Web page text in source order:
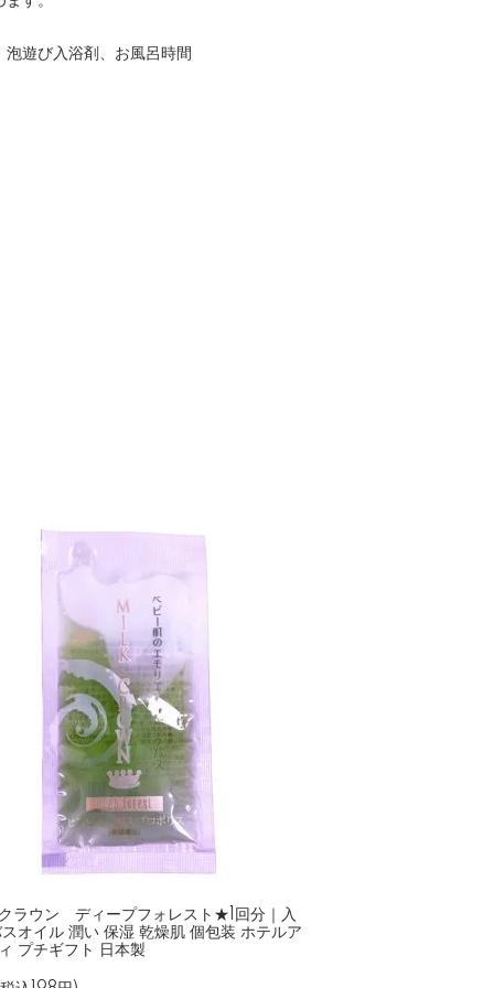
遊び入浴剤、お風呂時間
ラウン ディープフォレスト★1回分｜入
オイル 潤い 保湿 乾燥肌 個包装 ホテルア
プチギフト 日本製